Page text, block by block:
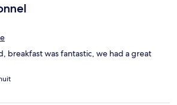
breakfast was fantastic, we had a great